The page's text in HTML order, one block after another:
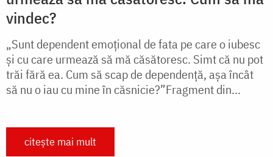
vindec?
„Sunt dependent emoțional de fata pe care o iubesc
și cu care urmează să mă căsătoresc. Simt că nu pot
trăi fără ea. Cum să scap de dependență, așa încât
să nu o iau cu mine în căsnicie?”Fragment din...
citește mai mult